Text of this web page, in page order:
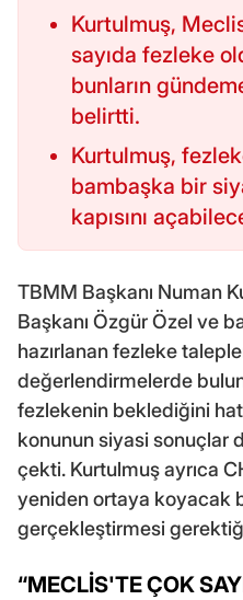
Kurtulmuş,
sayıda fezleke
bunların
belirtti.
Kurtulmuş,
bambaşka bir
kapısını
TBMM Başkanı Numan
Başkanı Özgür Özel ve
hazırlanan fezleke
değerlendirmelerde
fezlekenin beklediğini
konunun siyasi sonuçlar
çekti. Kurtulmuş ayrıca
yeniden ortaya koyacak
gerçekleştirmesi
“MECLİS'TE ÇOK